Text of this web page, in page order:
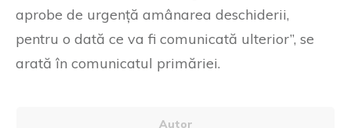
aprobe de urgență amânarea deschiderii,
pentru o dată ce va fi comunicată ulterior”, se
arată în comunicatul primăriei.
Autor